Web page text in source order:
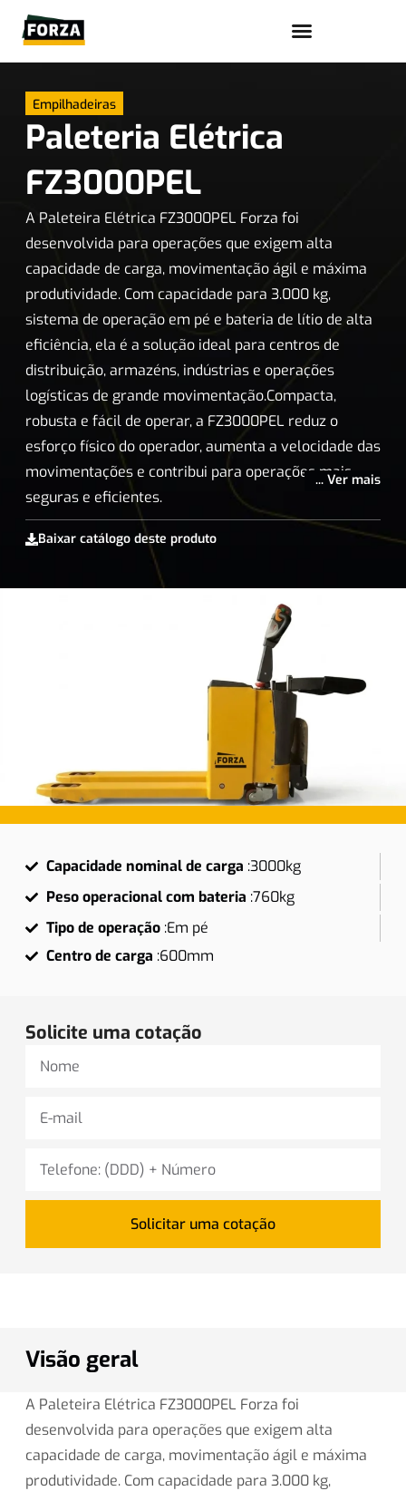
Empilhadeiras
Paleteria Elétrica
FZ3000PEL
A Paleteira Elétrica FZ3000PEL Forza foi
desenvolvida para operações que exigem alta
capacidade de carga, movimentação ágil e máxima
produtividade. Com capacidade para 3.000 kg,
sistema de operação em pé e bateria de lítio de alta
eficiência, ela é a solução ideal para centros de
distribuição, armazéns, indústrias e operações
logísticas de grande movimentação.Compacta,
robusta e fácil de operar, a FZ3000PEL reduz o
esforço físico do operador, aumenta a velocidade das
movimentações e contribui para operações mais
seguras e eficientes.
... Ver mais
Baixar catálogo deste produto
Capacidade nominal de carga :3000kg
Peso operacional com bateria :760kg
Tipo de operação:Em pé
Centro de carga :600mm
Visão geral
A Paleteira Elétrica FZ3000PEL Forza foi
desenvolvida para operações que exigem alta
capacidade de carga, movimentação ágil e máxima
produtividade. Com capacidade para 3.000 kg,
Solicite uma cotação
Solicitar uma cotação